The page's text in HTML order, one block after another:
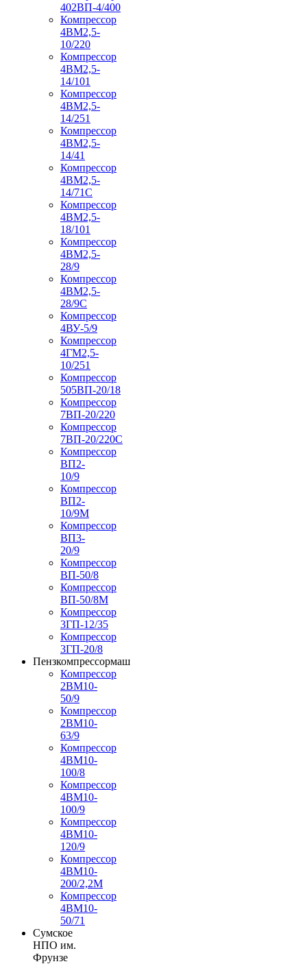
402ВП-4/400
Компрессор
4ВМ2,5-
10/220
Компрессор
4ВМ2,5-
14/101
Компрессор
4ВМ2,5-
14/251
Компрессор
4ВМ2,5-
14/41
Компрессор
4ВМ2,5-
14/71C
Компрессор
4ВМ2,5-
18/101
Компрессор
4ВМ2,5-
28/9
Компрессор
4ВМ2,5-
28/9С
Компрессор
4ВУ-5/9
Компрессор
4ГМ2,5-
10/251
Компрессор
505ВП-20/18
Компрессор
7ВП-20/220
Компрессор
7ВП-20/220С
Компрессор
ВП2-
10/9
Компрессор
ВП2-
10/9М
Компрессор
ВП3-
20/9
Компрессор
ВП-50/8
Компрессор
ВП-50/8М
Компрессор
3ГП-12/35
Компрессор
3ГП-20/8
Пензкомпрессормаш
Компрессор
2ВМ10-
50/9
Компрессор
2ВМ10-
63/9
Компрессор
4ВМ10-
100/8
Компрессор
4ВМ10-
100/9
Компрессор
4ВМ10-
120/9
Компрессор
4ВМ10-
200/2,2М
Компрессор
4ВМ10-
50/71
Сумское
НПО им.
Фрунзе